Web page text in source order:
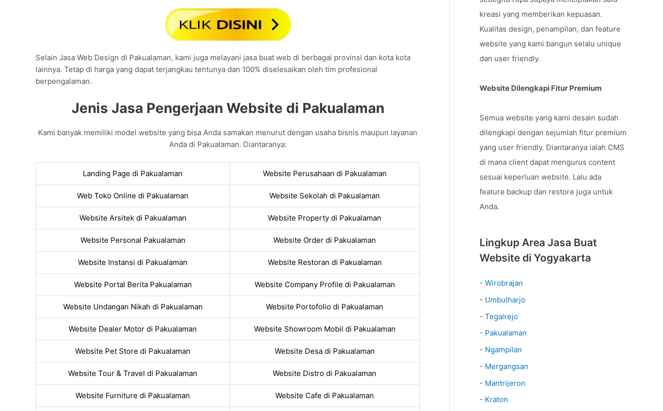
Selain Jasa Web Design di Pakualaman, kami juga melayani jasa buat web di berbagai provinsi dan kota kota
lainnya. Tetap di harga yang dapat terjangkau tentunya dan 100% diselesaikan oleh tim profesional
berpengalaman.
Jenis Jasa Pengerjaan Website di Pakualaman
Kami banyak memiliki model website yang bisa Anda samakan menurut dengan usaha bisnis maupun layanan
Anda di Pakualaman. Diantaranya:
Landing Page di Pakualaman Website Perusahaan di Pakualaman
Web Toko Online di Pakualaman Website Sekolah di Pakualaman
Website Arsitek di Pakualaman Website Property di Pakualaman
Website Personal Pakualaman Website Order di Pakualaman
Website Instansi di Pakualaman Website Restoran di Pakualaman
Website Portal Berita Pakualaman Website Company Profile di Pakualaman
Website Undangan Nikah di Pakualaman Website Portofolio di Pakualaman
Website Dealer Motor di Pakualaman Website Showroom Mobil di Pakualaman
Website Pet Store di Pakualaman Website Desa di Pakualaman
Website Tour & Travel di Pakualaman Website Distro di Pakualaman
Website Furniture di Pakualaman Website Cafe di Pakualaman
kreasi yang memberikan kepuasan.
Kualitas design, penampilan, dan feature
website yang kami bangun selalu unique
dan user friendly.
Website Dilengkapi Fitur Premium
Semua website yang kami desain sudah
dilengkapi dengan sejumlah fitur premium
yang user friendly. Diantaranya ialah CMS
di mana client dapat mengurus content
sesuai keperluan website. Lalu ada
feature backup dan restore juga untuk
Anda.
Lingkup Area Jasa Buat
Website di Yogyakarta
- Wirobrajan
- Umbulharjo
- Tegalrejo
- Pakualaman
- Ngampilan
- Mergangsan
- Mantrijeron
- Kraton